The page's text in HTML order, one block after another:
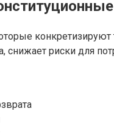
снижает риски для